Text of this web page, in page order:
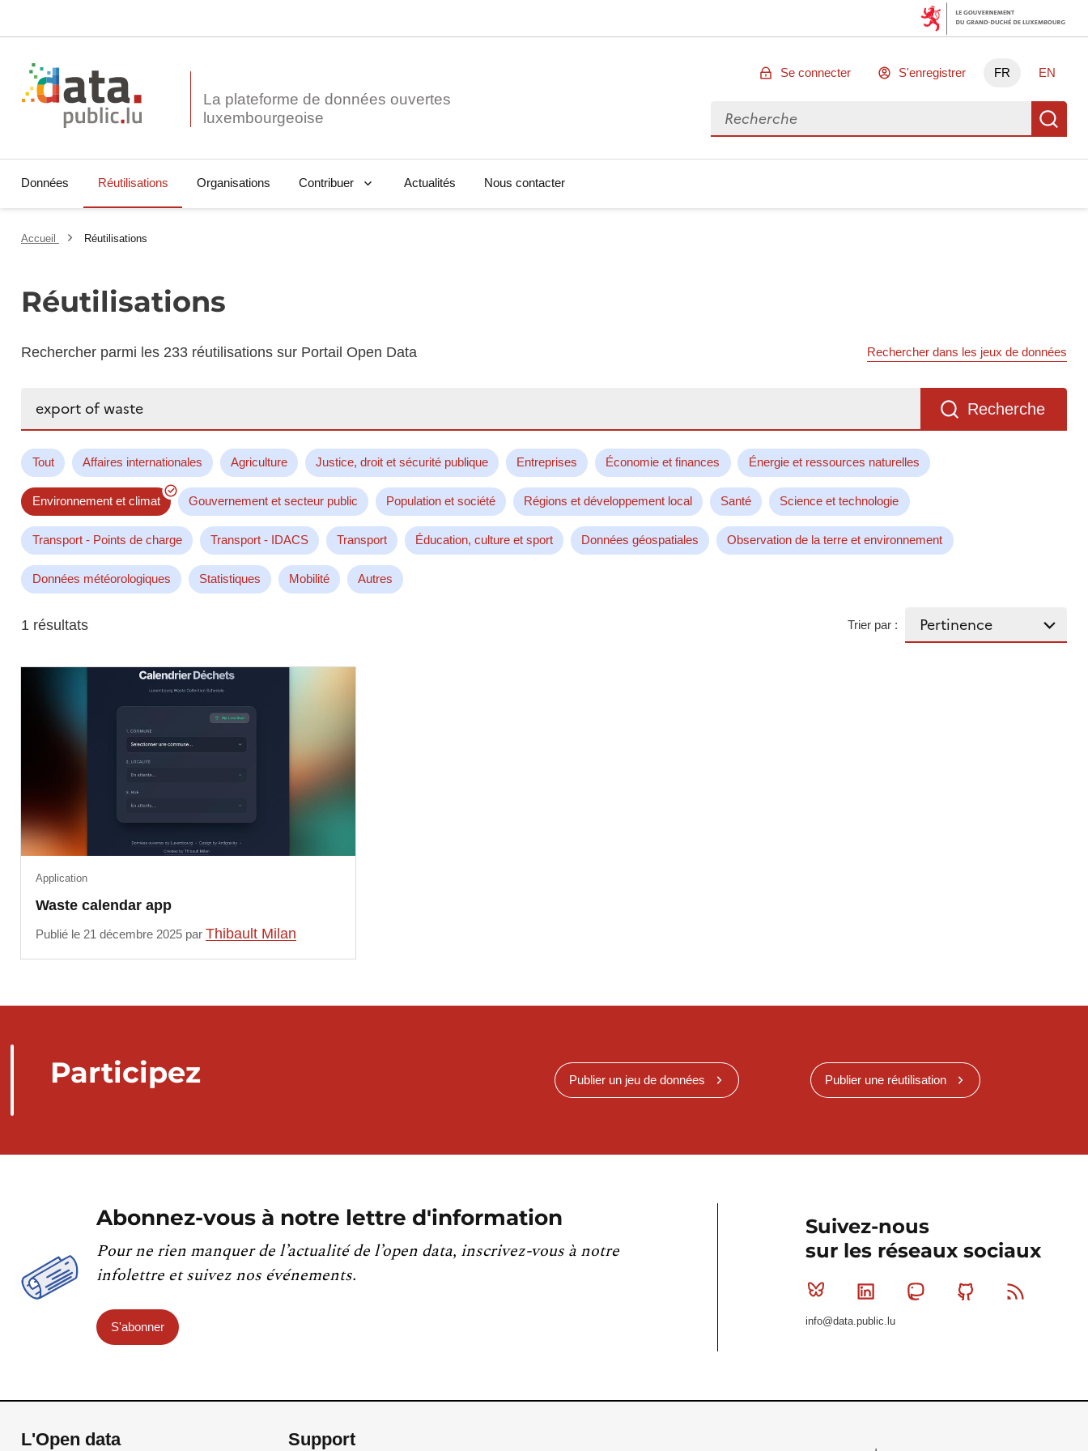
La plateforme de données ouvertes
Se connecter S'enregistrer FR EN
Rechercher des données
Données Réutilisations Organisations Contribuer Actualités Nous contacter
Accueil Réutilisations
Réutilisations
Rechercher parmi les 233 réutilisations sur Portail Open Data Rechercher dans les jeux de données
Recherche
Tout Affaires internationales Agriculture Justice, droit et sécurité publique Entreprises Économie et finances Énergie et ressources naturelles
Environnement et climat Gouvernement et secteur public Population et société Régions et développement local Santé Science et technologie
Transport - Points de charge Transport - IDACS Transport Éducation, culture et sport Données géospatiales Observation de la terre et environnement
Données météorologiques Statistiques Mobilité Autres
1 résultats Trier par :
Waste calendar app
Application
Publié le 21 décembre 2025 par Thibault Milan
Participez Publier un jeu de données Publier une réutilisation
Abonnez-vous à notre lettre d'information
Pour ne rien manquer de l’actualité de l’open data, inscrivez-vous à notre
infolettre et suivez nos événements.
S'abonner
Suivez-nous
sur les réseaux sociaux
Bluesky Linkedin MastodonGithub
info@data.public.lu
L'Open data Support